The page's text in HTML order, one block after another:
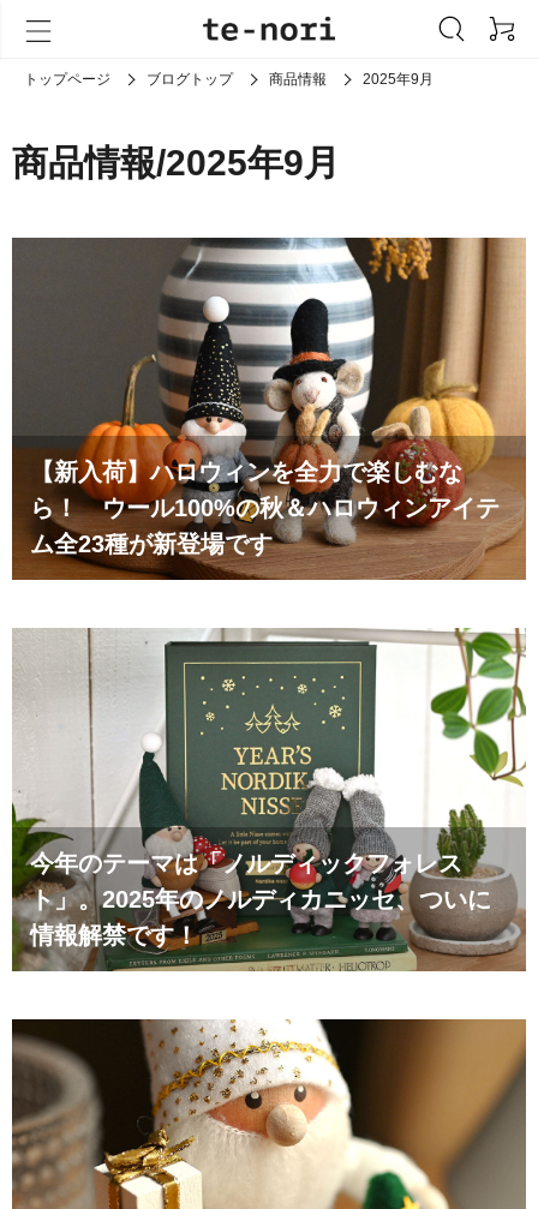
トップページ ブログトップ 商品情報 2025年9月
商品情報/2025年9月
【新入荷】ハロウィンを全力で楽しむな
ら！ ウール100%の秋＆ハロウィンアイテ
ム全23種が新登場です
今年のテーマは「ノルディックフォレス
ト」。2025年のノルディカニッセ、ついに
情報解禁です！